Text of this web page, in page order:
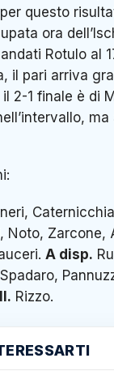
per questo
ora
Rotulo al
il pari arriva
2-1 finale è di
ma
Noto, Zarcone,
A disp.
Rizzo.